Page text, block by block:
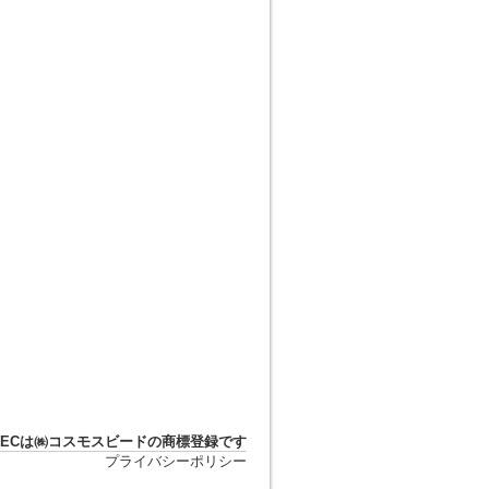
は㈱コスモスビードの商標登録です
プライバシーポリシー